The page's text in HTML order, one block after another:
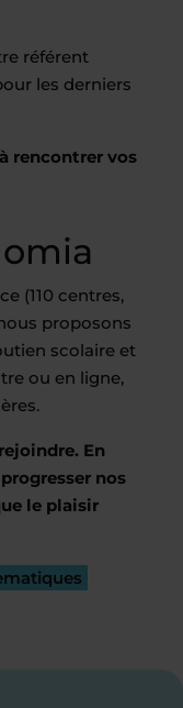
référent
les derniers
rencontrer vos
(110 centres,
proposons
scolaire et
ou en ligne,
En
nos
le plaisir